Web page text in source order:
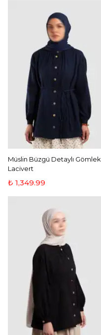
Müslin Büzgü Detaylı Gömlek
Lacivert
₺ 1,349.99